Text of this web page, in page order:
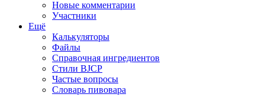
Новые комментарии
Участники
Ещё
Калькуляторы
Файлы
Справочная ингредиентов
Стили BJCP
Частые вопросы
Словарь пивовара